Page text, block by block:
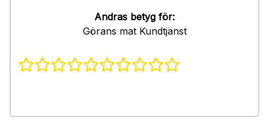
Andras betyg för:
Görans mat Kundtjänst